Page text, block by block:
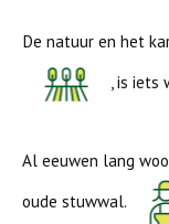
De natuur en het
, is iets
Al eeuwen lang
oude stuwwal.